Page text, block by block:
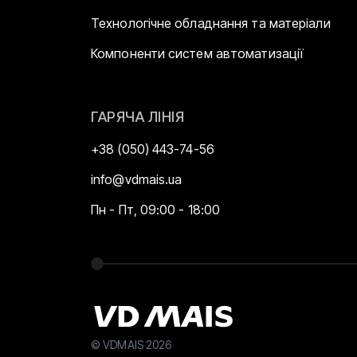
Технологічне обладнання та матеріали
Компоненти систем автоматизації
ГАРЯЧА ЛІНІЯ
+38 (050) 443-74-56
info@vdmais.ua
Пн - Пт, 09:00 - 18:00
© VDMAIS 2026